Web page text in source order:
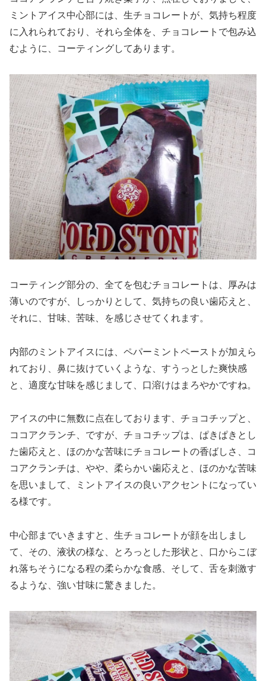
ミントアイス中心部には、生チョコレートが、気持ち程度
に入れられており、それら全体を、チョコレートで包み込
むように、コーティングしてあります。
コーティング部分の、全てを包むチョコレートは、厚みは
薄いのですが、しっかりとして、気持ちの良い歯応えと、
それに、甘味、苦味、を感じさせてくれます。
内部のミントアイスには、ペパーミントペーストが加えら
れており、鼻に抜けていくような、すうっとした爽快感
と、適度な甘味を感じまして、口溶けはまろやかですね。
アイスの中に無数に点在しております、チョコチップと、
ココアクランチ、ですが、チョコチップは、ぱきぱきとし
た歯応えと、ほのかな苦味にチョコレートの香ばしさ、コ
コアクランチは、やや、柔らかい歯応えと、ほのかな苦味
を思いまして、ミントアイスの良いアクセントになってい
る様です。
中心部までいきますと、生チョコレートが顔を出しまし
て、その、液状の様な、とろっとした形状と、口からこぼ
れ落ちそうになる程の柔らかな食感、そして、舌を刺激す
るような、強い甘味に驚きました。